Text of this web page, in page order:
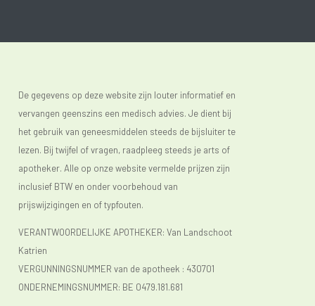
De gegevens op deze website zijn louter informatief en
vervangen geenszins een medisch advies. Je dient bij
het gebruik van geneesmiddelen steeds de bijsluiter te
lezen. Bij twijfel of vragen, raadpleeg steeds je arts of
apotheker. Alle op onze website vermelde prijzen zijn
inclusief BTW en onder voorbehoud van
prijswijzigingen en of typfouten.
VERANTWOORDELIJKE APOTHEKER: Van Landschoot
Katrien
VERGUNNINGSNUMMER van de apotheek : 430701
ONDERNEMINGSNUMMER: BE 0479.181.681